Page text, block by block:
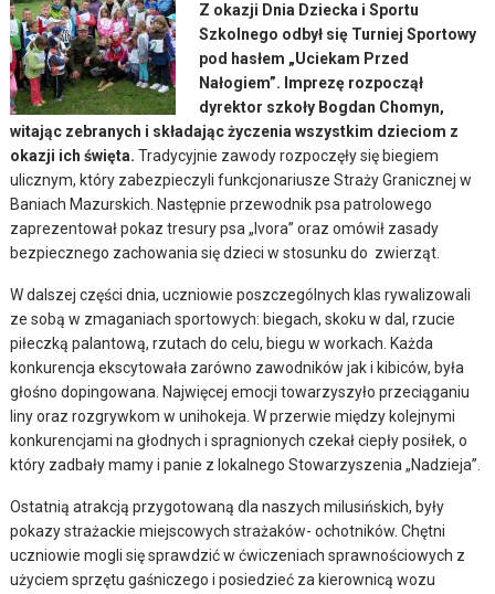
Z okazji Dnia Dziecka i Sportu
Szkolnego odbył się Turniej Sportowy
pod hasłem „Uciekam Przed
Nałogiem”. Imprezę rozpoczął
dyrektor szkoły Bogdan Chomyn,
witając zebranych i składając życzenia wszystkim dzieciom z
okazji ich święta. Tradycyjnie zawody rozpoczęły się biegiem
ulicznym, który zabezpieczyli funkcjonariusze Straży Granicznej w
Baniach Mazurskich. Następnie przewodnik psa patrolowego
zaprezentował pokaz tresury psa „Ivora” oraz omówił zasady
bezpiecznego zachowania się dzieci w stosunku do zwierząt.
W dalszej części dnia, uczniowie poszczególnych klas rywalizowali
ze sobą w zmaganiach sportowych: biegach, skoku w dal, rzucie
piłeczką palantową, rzutach do celu, biegu w workach. Każda
konkurencja ekscytowała zarówno zawodników jak i kibiców, była
głośno dopingowana. Najwięcej emocji towarzyszyło przeciąganiu
liny oraz rozgrywkom w unihokeja. W przerwie między kolejnymi
konkurencjami na głodnych i spragnionych czekał ciepły posiłek, o
który zadbały mamy i panie z lokalnego Stowarzyszenia „Nadzieja”.
Ostatnią atrakcją przygotowaną dla naszych milusińskich, były
pokazy strażackie miejscowych strażaków- ochotników. Chętni
uczniowie mogli się sprawdzić w ćwiczeniach sprawnościowych z
użyciem sprzętu gaśniczego i posiedzieć za kierownicą wozu